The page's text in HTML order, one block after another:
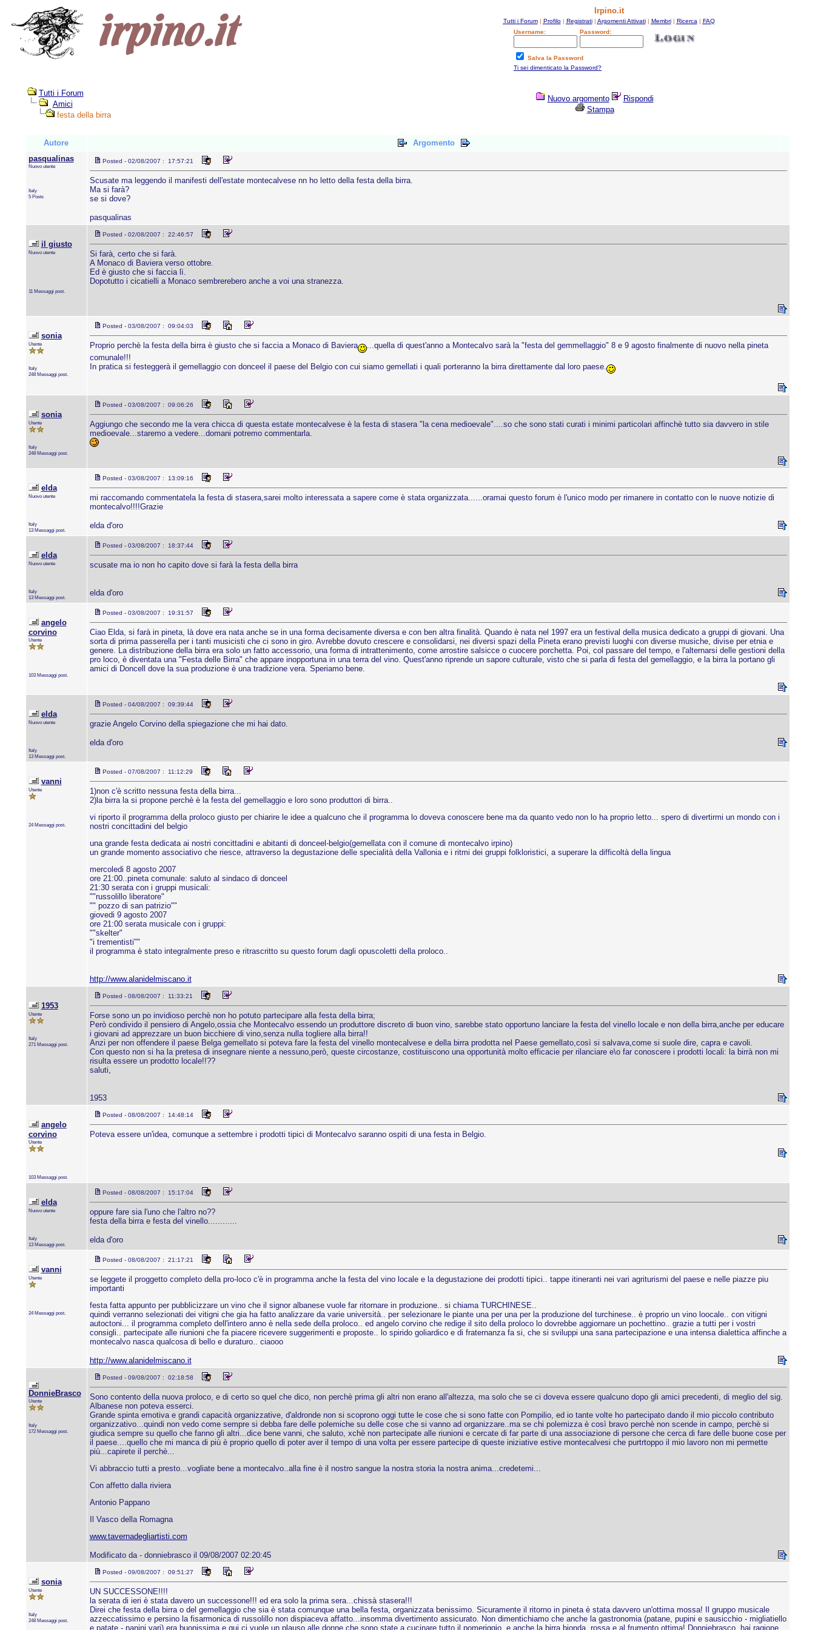
Irpino.it
Tutti i Forum| Profilo| Registrati| Argomenti Attivati| Membri| Ricerca | FAQ
Username:
Password:
Salva la Password
Ti sei dimenticato la Password?
Tutti i Forum
Amici
festa della birra
Nuovo argomento
Rispondi
Stampa
Autore
Argomento
pasqualinas
Nuovo utente
Italy
5 Posts
Posted - 02/08/2007 : 17:57:21
Scusate ma leggendo il manifesti dell'estate montecalvese nn ho letto della festa della birra.
Ma si farà?
se si dove?
pasqualinas
il giusto
Nuovo utente
11 Messaggi post.
Posted - 02/08/2007 : 22:46:57
Si farà, certo che si farà.
A Monaco di Baviera verso ottobre.
Ed è giusto che si faccia lì.
Dopotutto i cicatielli a Monaco sembrerebero anche a voi una stranezza.
sonia
Utente
Italy
248 Messaggi post.
Posted - 03/08/2007 : 09:04:03
Proprio perchè la festa della birra è giusto che si faccia a Monaco di Baviera
...quella di quest'anno a Montecalvo sarà la "festa del gemmellaggio" 8 e 9 agosto finalmente di nuovo nella pineta
comunale!!!
In pratica si festeggerà il gemellaggio con donceel il paese del Belgio con cui siamo gemellati i quali porteranno la birra direttamente dal loro paese.
sonia
Utente
Italy
248 Messaggi post.
Posted - 03/08/2007 : 09:06:26
Aggiungo che secondo me la vera chicca di questa estate montecalvese è la festa di stasera "la cena medioevale"....so che sono stati curati i minimi particolari affinchè tutto sia davvero in stile
medioevale...staremo a vedere...domani potremo commentarla.
elda
Nuovo utente
Italy
13 Messaggi post.
Posted - 03/08/2007 : 13:09:16
mi raccomando commentatela la festa di stasera,sarei molto interessata a sapere come è stata organizzata......oramai questo forum è l'unico modo per rimanere in contatto con le nuove notizie di
montecalvo!!!!Grazie
elda d'oro
elda
Nuovo utente
Italy
13 Messaggi post.
Posted - 03/08/2007 : 18:37:44
scusate ma io non ho capito dove si farà la festa della birra
elda d'oro
angelo
corvino
Utente
103 Messaggi post.
Posted - 03/08/2007 : 19:31:57
Ciao Elda, si farà in pineta, là dove era nata anche se in una forma decisamente diversa e con ben altra finalità. Quando è nata nel 1997 era un festival della musica dedicato a gruppi di giovani. Una
sorta di prima passerella per i tanti musicisti che ci sono in giro. Avrebbe dovuto crescere e consolidarsi, nei diversi spazi della Pineta erano previsti luoghi con diverse musiche, divise per etnia e
genere. La distribuzione della birra era solo un fatto accessorio, una forma di intrattenimento, come arrostire salsicce o cuocere porchetta. Poi, col passare del tempo, e l'alternarsi delle gestioni della
pro loco, è diventata una "Festa delle Birra" che appare inopportuna in una terra del vino. Quest'anno riprende un sapore culturale, visto che si parla di festa del gemellaggio, e la birra la portano gli
amici di Doncell dove la sua produzione è una tradizione vera. Speriamo bene.
elda
Nuovo utente
Italy
13 Messaggi post.
Posted - 04/08/2007 : 09:39:44
grazie Angelo Corvino della spiegazione che mi hai dato.
elda d'oro
vanni
Utente
24 Messaggi post.
Posted - 07/08/2007 : 11:12:29
1)non c'è scritto nessuna festa della birra...
2)la birra la si propone perchè è la festa del gemellaggio e loro sono produttori di birra..
vi riporto il programma della proloco giusto per chiarire le idee a qualcuno che il programma lo doveva conoscere bene ma da quanto vedo non lo ha proprio letto... spero di divertirmi un mondo con i
nostri concittadini del belgio
una grande festa dedicata ai nostri concittadini e abitanti di donceel-belgio(gemellata con il comune di montecalvo irpino)
un grande momento associativo che riesce, attraverso la degustazione delle specialità della Vallonia e i ritmi dei gruppi folkloristici, a superare la difficoltà della lingua
mercoledi 8 agosto 2007
ore 21:00..pineta comunale: saluto al sindaco di donceel
21:30 serata con i gruppi musicali:
""russolillo liberatore"
"" pozzo di san patrizio""
giovedi 9 agosto 2007
ore 21:00 serata musicale con i gruppi:
""skelter"
"i trementisti""
il programma è stato integralmente preso e ritrascritto su questo forum dagli opuscoletti della proloco..
http://www.alanidelmiscano.it
1953
Utente
Italy
271 Messaggi post.
Posted - 08/08/2007 : 11:33:21
Forse sono un po invidioso perchè non ho potuto partecipare alla festa della birra;
Però condivido il pensiero di Angelo,ossia che Montecalvo essendo un produttore discreto di buon vino, sarebbe stato opportuno lanciare la festa del vinello locale e non della birra,anche per educare
i giovani ad apprezzare un buon bicchiere di vino,senza nulla togliere alla birra!!
Anzi per non offendere il paese Belga gemellato si poteva fare la festa del vinello montecalvese e della birra prodotta nel Paese gemellato,così si salvava,come si suole dire, capra e cavoli.
Con questo non si ha la pretesa di insegnare niente a nessuno,però, queste circostanze, costituiscono una opportunità molto efficacie per rilanciare e\o far conoscere i prodotti locali: la birrà non mi
risulta essere un prodotto locale!!??
saluti,
1953
angelo
corvino
Utente
103 Messaggi post.
Posted - 08/08/2007 : 14:48:14
Poteva essere un'idea, comunque a settembre i prodotti tipici di Montecalvo saranno ospiti di una festa in Belgio.
elda
Nuovo utente
Italy
13 Messaggi post.
Posted - 08/08/2007 : 15:17:04
oppure fare sia l'uno che l'altro no??
festa della birra e festa del vinello............
elda d'oro
vanni
Utente
24 Messaggi post.
Posted - 08/08/2007 : 21:17:21
se leggete il proggetto completo della pro-loco c'è in programma anche la festa del vino locale e la degustazione dei prodotti tipici.. tappe itineranti nei vari agriturismi del paese e nelle piazze piu
importanti
festa fatta appunto per pubblicizzare un vino che il signor albanese vuole far ritornare in produzione.. si chiama TURCHINESE..
quindi verranno selezionati dei vitigni che gia ha fatto analizzare da varie università.. per selezionare le piante una per una per la produzione del turchinese.. è proprio un vino loocale.. con vitigni
autoctoni... il programma completo dell'intero anno è nella sede della proloco.. ed angelo corvino che redige il sito della proloco lo dovrebbe aggiornare un pochettino.. grazie a tutti per i vostri
consigli.. partecipate alle riunioni che fa piacere ricevere suggerimenti e proposte.. lo spirido goliardico e di fraternanza fa si, che si sviluppi una sana partecipazione e una intensa dialettica affinche a
montecalvo nasca qualcosa di bello e duraturo.. ciaooo
http://www.alanidelmiscano.it
DonnieBrasco
Utente
Italy
172 Messaggi post.
Posted - 09/08/2007 : 02:18:58
Sono contento della nuova proloco, e di certo so quel che dico, non perchè prima gli altri non erano all'altezza, ma solo che se ci doveva essere qualcuno dopo gli amici precedenti, di meglio del sig.
Albanese non poteva esserci.
Grande spinta emotiva e grandi capacità organizzative, d'aldronde non si scoprono oggi tutte le cose che si sono fatte con Pompilio, ed io tante volte ho partecipato dando il mio piccolo contributo
organizzativo...quindi non vedo come sempre si debba fare delle polemiche su delle cose che si vanno ad organizzare..ma se chi polemizza è così bravo perchè non scende in campo, perchè si
giudica sempre su quello che fanno gli altri...dice bene vanni, che saluto, xchè non partecipate alle riunioni e cercate di far parte di una associazione di persone che cerca di fare delle buone cose per
il paese....quello che mi manca di più è proprio quello di poter aver il tempo di una volta per essere partecipe di queste iniziative estive montecalvesi che purtrtoppo il mio lavoro non mi permette
più...capirete il perchè...
Vi abbraccio tutti a presto...vogliate bene a montecalvo..alla fine è il nostro sangue la nostra storia la nostra anima...credetemi...
Con affetto dalla riviera
Antonio Pappano
Il Vasco della Romagna
www.tavernadegliartisti.com
Modificato da - donniebrasco il 09/08/2007 02:20:45
sonia
Utente
Italy
248 Messaggi post.
Posted - 09/08/2007 : 09:51:27
UN SUCCESSONE!!!!
la serata di ieri è stata davero un successone!!! ed era solo la prima sera...chissà stasera!!!
Direi che festa della birra o del gemellaggio che sia è stata comunque una bella festa, organizzata benissimo. Sicuramente il ritorno in pineta è stata davvero un'ottima mossa! Il gruppo musicale
azzeccatissimo e persino la fisarmonica di russolillo non dispiaceva affatto...insomma divertimento assicurato. Non dimentichiamo che anche la gastronomia (patane, pupini e sausicchio - migliatiello
e patate - panini vari) era buonissima e qui ci vuole un plauso alle donne che sono state a cucinare tutto il pomeriggio, e anche la birra bionda, rossa e al frumento ottima! Donniebrasco, hai ragione,